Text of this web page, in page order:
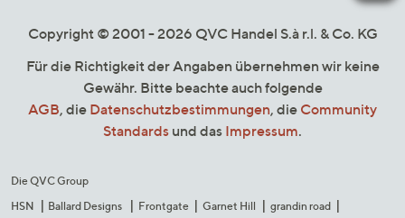
Copyright © 2001 - 2026 QVC Handel S.à r.l. & Co. KG
Für die Richtigkeit der Angaben übernehmen wir keine
Gewähr. Bitte beachte auch folgende
AGB, die Datenschutzbestimmungen, die Community
Standards und das Impressum.
Die QVC Group
HSN
Ballard Designs Frontgate Garnet Hill
grandin road